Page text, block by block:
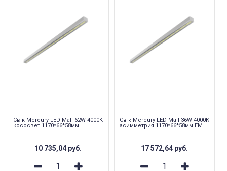
Св-к Mercury LED Mall 62W 4000К
кососвет 1170*66*58мм
10 735,04 руб.
Св-к Mercury LED Mall 36W 4000К
асимметрия 1170*66*58мм EM
17 572,64 руб.